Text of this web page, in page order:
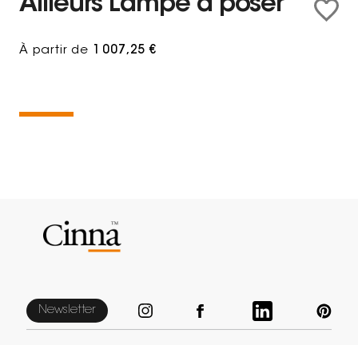
Ailleurs Lampe à poser
À partir de 1 007,25 €
Newsletter